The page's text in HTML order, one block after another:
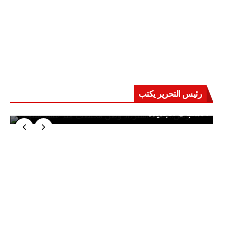
رئيس التحرير يكتب
حرب على العقول.. حادثة دمياط تكشف قواعد
الاشتباك الجديدة